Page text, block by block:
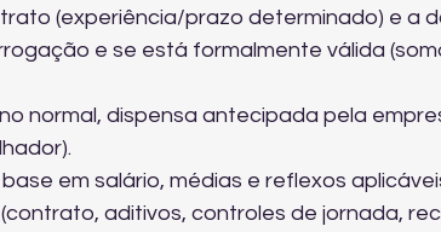
(experiência/prazo determinado) e a
e se está formalmente válida
normal, dispensa antecipada pela
em salário, médias e reflexos
aditivos, controles de jornada,